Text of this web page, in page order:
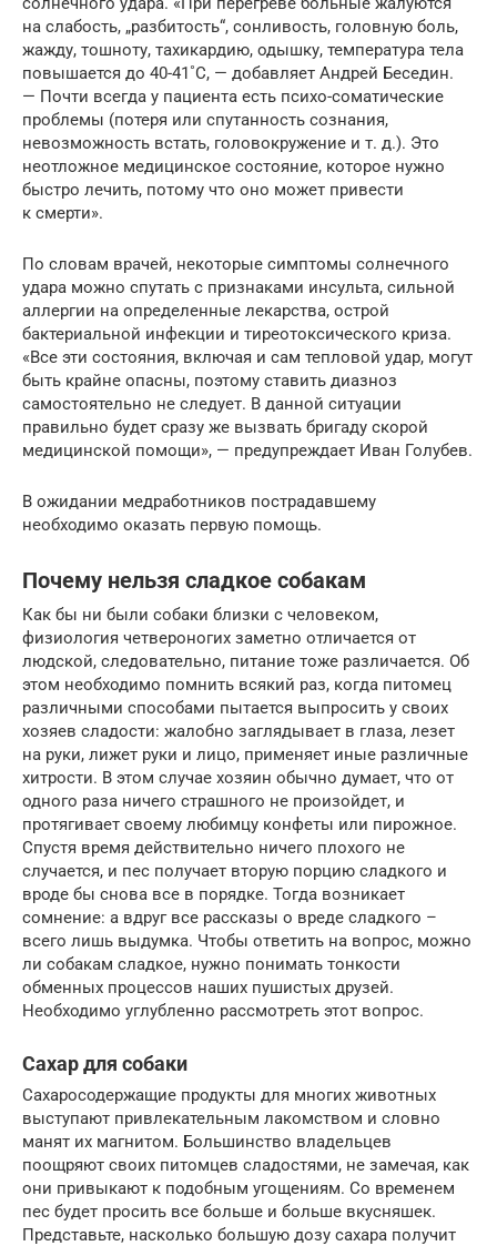
на слабость, „разбитость“, сонливость, головную боль,
жажду, тошноту, тахикардию, одышку, температура тела
повышается до 40-41˚С, — добавляет Андрей Беседин.
— Почти всегда у пациента есть психо-соматические
проблемы (потеря или спутанность сознания,
невозможность встать, головокружение и т. д.). Это
неотложное медицинское состояние, которое нужно
быстро лечить, потому что оно может привести
к смерти».
По словам врачей, некоторые симптомы солнечного
удара можно спутать с признаками инсульта, сильной
аллергии на определенные лекарства, острой
бактериальной инфекции и тиреотоксического криза.
«Все эти состояния, включая и сам тепловой удар, могут
быть крайне опасны, поэтому ставить диазноз
самостоятельно не следует. В данной ситуации
правильно будет сразу же вызвать бригаду скорой
медицинской помощи», — предупреждает Иван Голубев.
В ожидании медработников пострадавшему
необходимо оказать первую помощь.
Почему нельзя сладкое собакам
Как бы ни были собаки близки с человеком,
физиология четвероногих заметно отличается от
людской, следовательно, питание тоже различается. Об
этом необходимо помнить всякий раз, когда питомец
различными способами пытается выпросить у своих
хозяев сладости: жалобно заглядывает в глаза, лезет
на руки, лижет руки и лицо, применяет иные различные
хитрости. В этом случае хозяин обычно думает, что от
одного раза ничего страшного не произойдет, и
протягивает своему любимцу конфеты или пирожное.
Спустя время действительно ничего плохого не
случается, и пес получает вторую порцию сладкого и
вроде бы снова все в порядке. Тогда возникает
сомнение: а вдруг все рассказы о вреде сладкого –
всего лишь выдумка. Чтобы ответить на вопрос, можно
ли собакам сладкое, нужно понимать тонкости
обменных процессов наших пушистых друзей.
Необходимо углубленно рассмотреть этот вопрос.
Сахар для собаки
Сахаросодержащие продукты для многих животных
выступают привлекательным лакомством и словно
манят их магнитом. Большинство владельцев
поощряют своих питомцев сладостями, не замечая, как
они привыкают к подобным угощениям. Со временем
пес будет просить все больше и больше вкусняшек.
Представьте, насколько большую дозу сахара получит